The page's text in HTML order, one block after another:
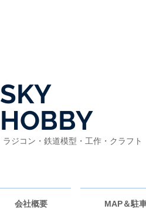
SKY
HOBBY
ラジコン・鉄道模型・工作・クラフト
会社概要 MAP＆駐